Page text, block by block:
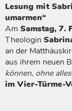
Lesung mit
umarmen“
Am Samstag, 7.
Theologin
an der
aus ihrem neuen
können, ohne
im Vier-Türme-